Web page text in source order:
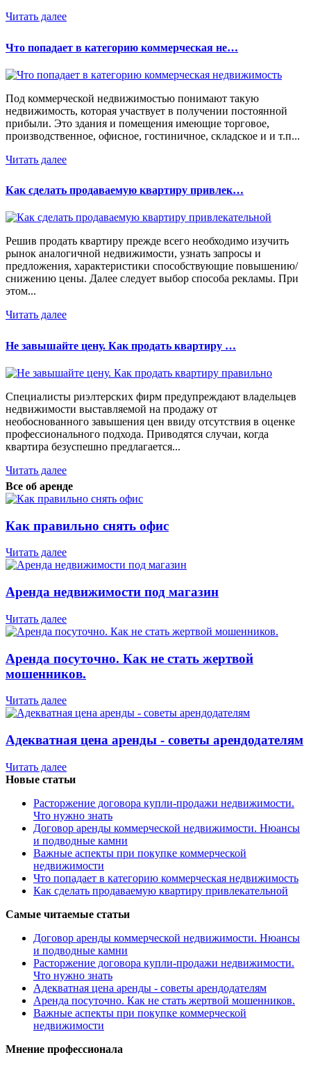
Читать далее
Что попадает в категорию коммерческая не…
Под коммерческой недвижимостью понимают такую
недвижимость, которая участвует в получении постоянной
прибыли. Это здания и помещения имеющие торговое,
производственное, офисное, гостиничное, складское и и т.п...
Читать далее
Как сделать продаваемую квартиру привлек…
Решив продать квартиру прежде всего необходимо изучить
рынок аналогичной недвижимости, узнать запросы и
предложения, характеристики способствующие повышению/
снижению цены. Далее следует выбор способа рекламы. При
этом...
Читать далее
Не завышайте цену. Как продать квартиру …
Специалисты риэлтерских фирм предупреждают владельцев
недвижимости выставляемой на продажу от
необоснованного завышения цен ввиду отсутствия в оценке
профессионального подхода. Приводятся случаи, когда
квартира безуспешно предлагается...
Читать далее
Все об аренде
Как правильно снять офис
Читать далее
Аренда недвижимости под магазин
Читать далее
Аренда посуточно. Как не стать жертвой
мошенников.
Читать далее
Адекватная цена аренды - советы арендодателям
Читать далее
Новые статьи
Расторжение договора купли-продажи недвижимости.
Что нужно знать
Договор аренды коммерческой недвижимости. Нюансы
и подводные камни
Важные аспекты при покупке коммерческой
недвижимости
Что попадает в категорию коммерческая недвижимость
Как сделать продаваемую квартиру привлекательной
Самые читаемые статьи
Договор аренды коммерческой недвижимости. Нюансы
и подводные камни
Расторжение договора купли-продажи недвижимости.
Что нужно знать
Адекватная цена аренды - советы арендодателям
Аренда посуточно. Как не стать жертвой мошенников.
Важные аспекты при покупке коммерческой
недвижимости
Мнение профессионала